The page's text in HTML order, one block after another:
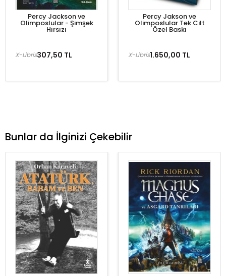
Percy Jackson ve
Olimposlular - Şimşek
Hırsızı
307,50 TL
X-Libris
Percy Jakson ve
Olimposlular Tek Cilt
Özel Baskı
1.650,00 TL
X-Libris
Bunlar da İlginizi Çekebilir